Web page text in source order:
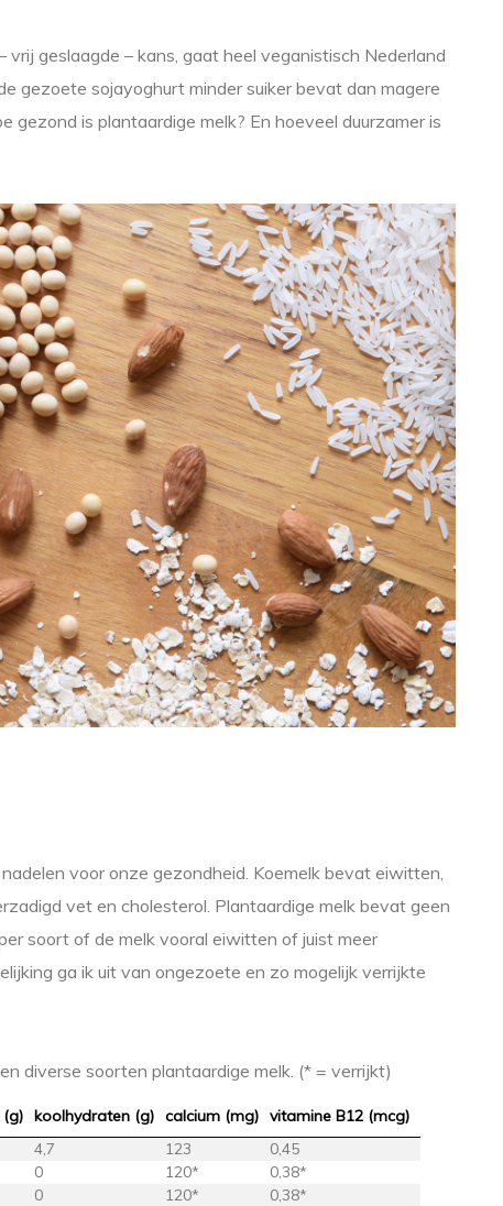
geslaagde – kans, gaat heel veganistisch Nederland
gezoete sojayoghurt minder suiker bevat dan magere
is plantaardige melk? En hoeveel duurzamer is
voor onze gezondheid. Koemelk bevat eiwitten,
vet en cholesterol. Plantaardige melk bevat geen
soort of de melk vooral eiwitten of juist meer
ga ik uit van ongezoete en zo mogelijk verrijkte
diverse soorten plantaardige melk. (* = verrijkt)
koolhydraten (g) calcium (mg) vitamine B12 (mcg)
4,7 123 0,45
0 120* 0,38*
0 120* 0,38*